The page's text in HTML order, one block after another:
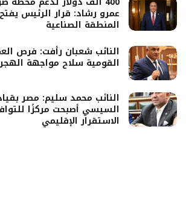
عمرو رشاد: قرار الرئيس يفتح
المنطقة الصناعية
النائب شعبان رأفت: فرص
القومية سلاح مواجهة
النائب محمد سليم: مصر
السيسي أصبحت مركزًا
الاستقرار الإقليمي